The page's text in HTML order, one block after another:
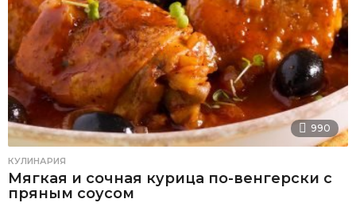
990
КУЛИНАРИЯ
Мягкая и сочная курица по-венгерски с
пряным соусом